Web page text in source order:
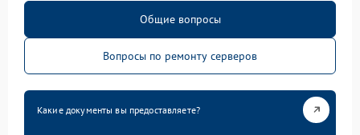
Общие вопросы
Вопросы по ремонту серверов
Какие документы вы предоставляете?